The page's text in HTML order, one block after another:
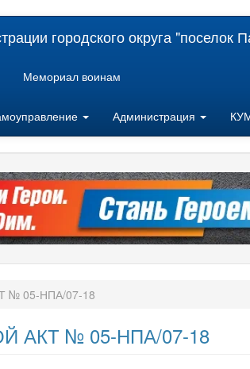
городского округа "поселок
Мемориал воинам
Администрация
05-НПА/07-18
АКТ № 05-НПА/07-18